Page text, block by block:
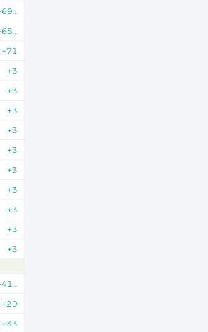
+71
+3
+3
+3
+3
+3
+3
+3
+3
+3
+3
+29
+33